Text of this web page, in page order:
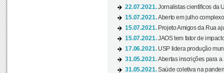
22.07.2021.Jornalistas científicos da
15.07.2021.Aberto em julho
15.07.2021. Projeto Amigos da Rua
15.07.2021.JAOS tem fator de
17.06.2021. USP lidera produção
31.05.2021.Abertas inscrições para
31.05.2021.Saúde coletiva na